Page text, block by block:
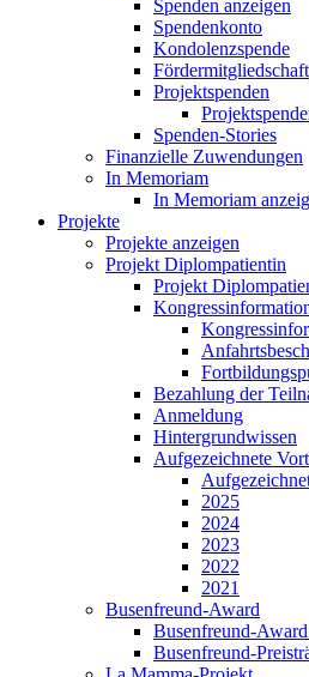
Spenden anzeigen
Spendenkonto
Kondolenzspende
Fördermitgliedschaft
Projektspenden
Spenden-Stories
Finanzielle Zuwendungen
In Memoriam
In Memoriam
Projekte
Projekte anzeigen
Projekt Diplompatientin
Projekt
Bezahlung der
Anmeldung
Hintergrundwissen
Aufgezeichnete
2025
2024
2023
2022
2021
Busenfreund-Award
Busenfreund-
Busenfreund-